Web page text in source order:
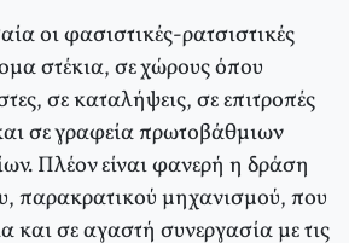
οι φασιστικές-ρατσιστικές
στέκια, σε χώρους όπου
σε καταλήψεις, σε επιτροπές
σε γραφεία πρωτοβάθμιων
Πλέον είναι φανερή η δράση
παρακρατικού μηχανισμού, που
και σε αγαστή συνεργασία με τις